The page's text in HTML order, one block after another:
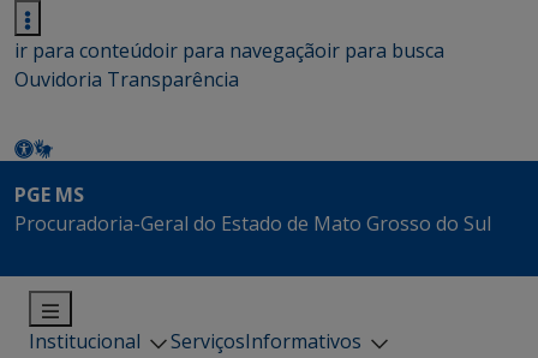
ir para conteúdoir para navegaçãoir para busca
Ouvidoria Transparência
PGE MS
Procuradoria-Geral do Estado de Mato Grosso do Sul
Institucional ServiçosInformativos